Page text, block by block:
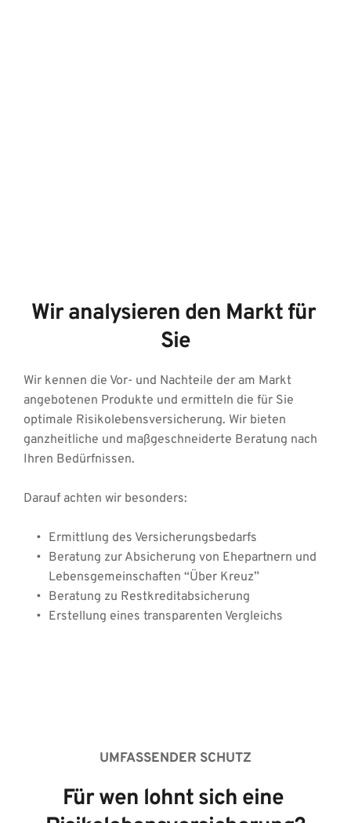
Wir analysieren den Markt für
Sie
Wir kennen die Vor- und Nachteile der am Markt
angebotenen Produkte und ermitteln die für Sie
optimale Risikolebensversicherung. Wir bieten
ganzheitliche und maßgeschneiderte Beratung nach
Ihren Bedürfnissen.
Darauf achten wir besonders:
Ermittlung des Versicherungsbedarfs
Beratung zur Absicherung von Ehepartnern und
Lebensgemeinschaften “Über Kreuz”
Beratung zu Restkreditabsicherung
Erstellung eines transparenten Vergleichs
UMFASSENDER SCHUTZ
Für wen lohnt sich eine